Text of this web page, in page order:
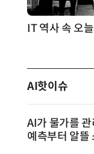
AI핫이슈
AI가 물가를
예측부터 알뜰